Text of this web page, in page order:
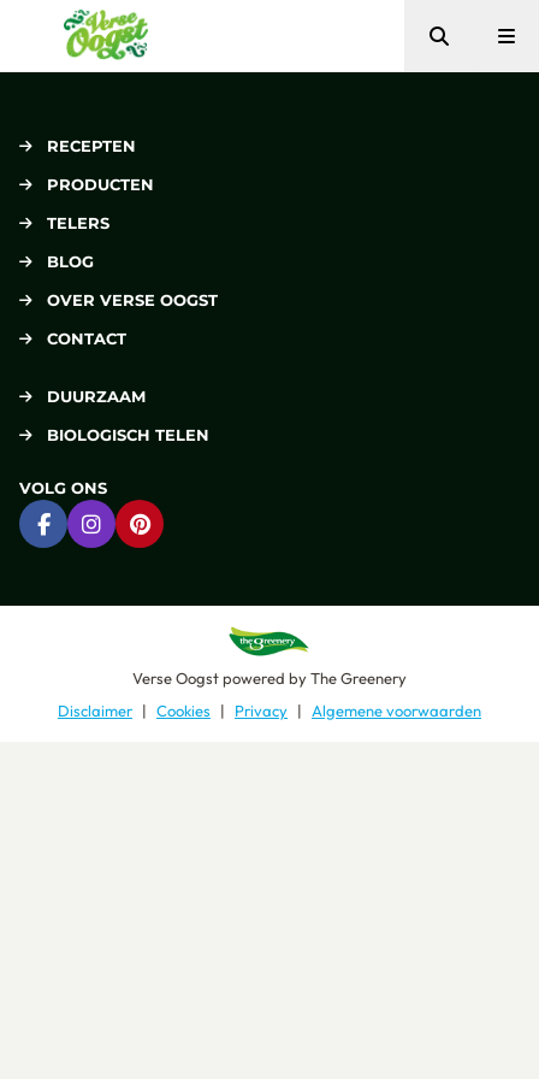
Verse Oogst
Zoeken
RECEPTEN
PRODUCTEN
TELERS
BLOG
OVER VERSE OOGST
CONTACT
DUURZAAM
BIOLOGISCH TELEN
VOLG ONS
Ga naar Facebook
Ga naar Instagram
Ga naar Pinterest
Verse Oogstpowered byThe Greenery
Disclaimer
Cookies Privacy Algemene voorwaarden